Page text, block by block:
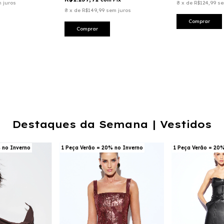
juros
8 x de R$149,99 sem juros
Comprar
8 x de R$124,99
Comprar
Destaques da Semana | Vestidos
no Inverno 1 Peça Verão = 20% no Inverno 1 Peça Verão =